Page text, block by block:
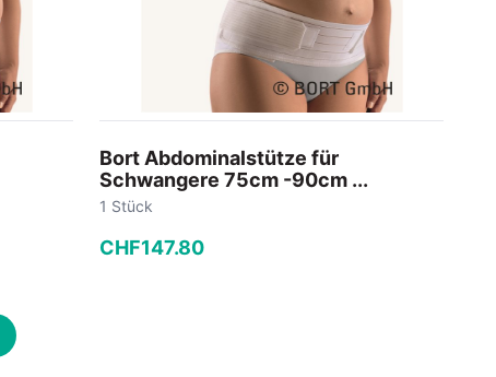
Bort Abdominalstütze für
Schwangere 75cm -90cm ...
1 Stück
CHF147.80